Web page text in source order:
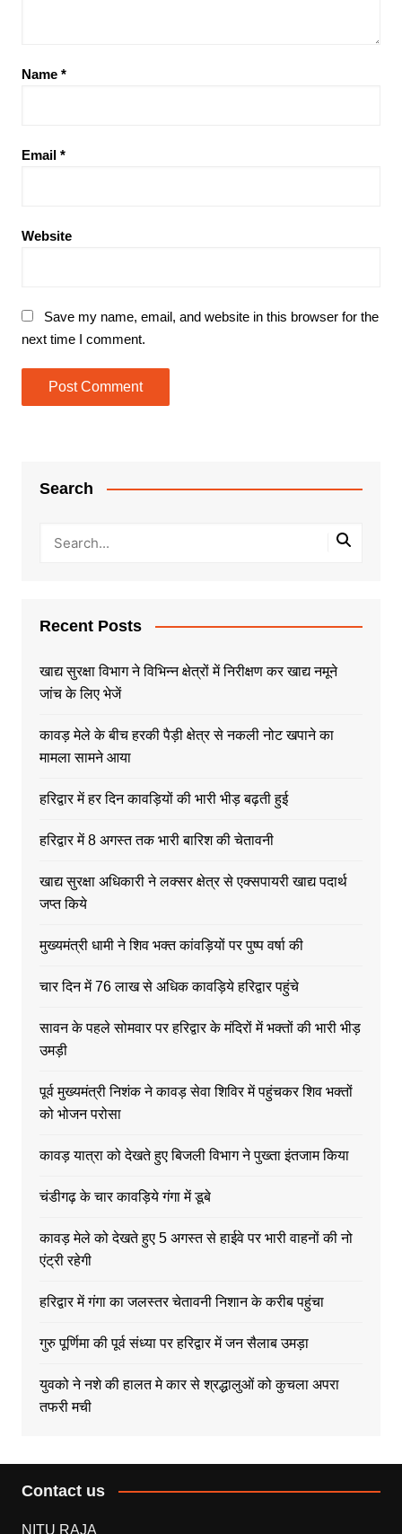
Name *
Email *
Website
Save my name, email, and website in this browser for the
next time I comment.
Search
Recent Posts
खाद्य सुरक्षा विभाग ने विभिन्न क्षेत्रों में निरीक्षण कर खाद्य नमूने
जांच के लिए भेजें
कावड़ मेले के बीच हरकी पैड़ी क्षेत्र से नकली नोट खपाने का
मामला सामने आया
हरिद्वार में हर दिन कावड़ियों की भारी भीड़ बढ़ती हुई
हरिद्वार में 8 अगस्त तक भारी बारिश की चेतावनी
खाद्य सुरक्षा अधिकारी ने लक्सर क्षेत्र से एक्सपायरी खाद्य पदार्थ
जप्त किये
मुख्यमंत्री धामी ने शिव भक्त कांवड़ियों पर पुष्प वर्षा की
चार दिन में 76 लाख से अधिक कावड़िये हरिद्वार पहुंचे
सावन के पहले सोमवार पर हरिद्वार के मंदिरों में भक्तों की भारी भीड़
उमड़ी
पूर्व मुख्यमंत्री निशंक ने कावड़ सेवा शिविर में पहुंचकर शिव भक्तों
को भोजन परोसा
कावड़ यात्रा को देखते हुए बिजली विभाग ने पुख्ता इंतजाम किया
चंडीगढ़ के चार कावड़िये गंगा में डूबे
कावड़ मेले को देखते हुए 5 अगस्त से हाईवे पर भारी वाहनों की नो
एंट्री रहेगी
हरिद्वार में गंगा का जलस्तर चेतावनी निशान के करीब पहुंचा
गुरु पूर्णिमा की पूर्व संध्या पर हरिद्वार में जन सैलाब उमड़ा
युवको ने नशे की हालत मे कार से श्रद्धालुओं को कुचला अपरा
तफरी मची
Contact us
NITU RAJA